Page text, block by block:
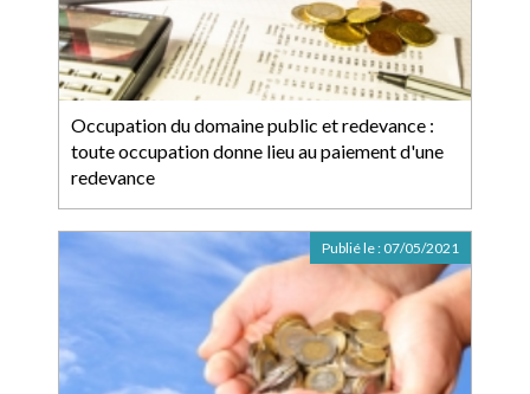
Occupation du domaine public et redevance :
toute occupation donne lieu au paiement d'une
redevance
Publié le : 07/05/2021